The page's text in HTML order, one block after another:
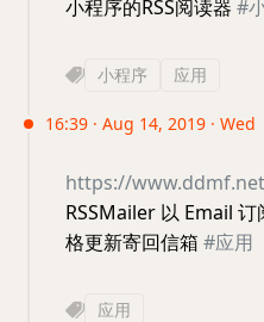
小程序的RSS阅读器 #
小程序 应用
16:39 · Aug 14, 2019 · Wed
https://
RSSMailer 以 Email 订
格更新寄回信箱 #应用
应用